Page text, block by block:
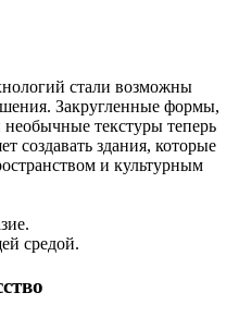
стали возможны
Закругленные формы,
текстуры теперь
создавать здания, которые
и культурным
средой.